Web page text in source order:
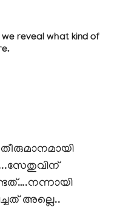
we reveal what kind of
അല്ലെ..